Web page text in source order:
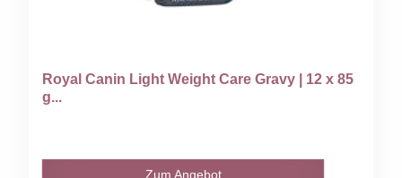
Royal Canin Light Weight Care Gravy | 12 x 85
g...
Zum Angebot